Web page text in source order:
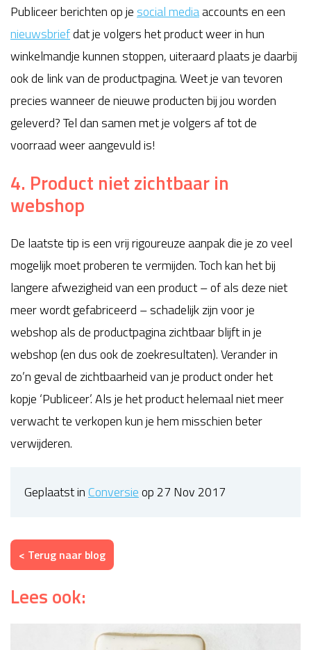
Publiceer berichten op je social mediaaccounts en een
nieuwsbriefdat je volgers het product weer in hun
winkelmandje kunnen stoppen, uiteraard plaats je daarbij
ook de link van de productpagina. Weet je van tevoren
precies wanneer de nieuwe producten bij jou worden
geleverd? Tel dan samen met je volgers af tot de
voorraad weer aangevuld is!
4. Product niet zichtbaar in
webshop
De laatste tip is een vrij rigoureuze aanpak die je zo veel
mogelijk moet proberen te vermijden. Toch kan het bij
langere afwezigheid van een product – of als deze niet
meer wordt gefabriceerd – schadelijk zijn voor je
webshop als de productpagina zichtbaar blijft in je
webshop (en dus ook de zoekresultaten). Verander in
zo’n geval de zichtbaarheid van je product onder het
kopje ‘Publiceer’. Als je het product helemaal niet meer
verwacht te verkopen kun je hem misschien beter
verwijderen.
Geplaatst inConversieop 27 Nov 2017
< Terug naar blog
Lees ook: